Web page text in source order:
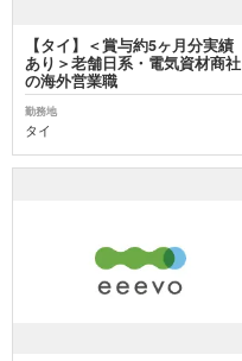
【タイ】＜賞与約5ヶ月分実績
あり＞老舗日系・電気資材商社
の海外営業職
勤務地
タイ